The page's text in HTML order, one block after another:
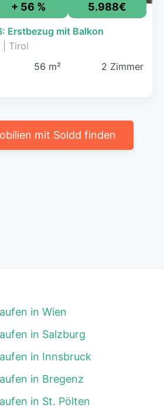
+ 56 % 5.988€
Erstbezug mit Balkon
| Tirol
56 m² 2 Zimmer
mit Soldd finden
in Wien
in Salzburg
in Innsbruck
in Bregenz
in St. Pölten